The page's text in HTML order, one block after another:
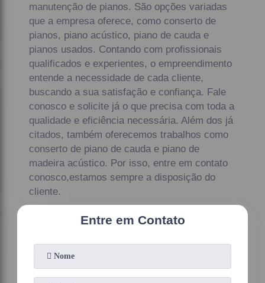
manutenção de pianos. São opções variadas
que a empresa oferece, como conserto de
pianos, piano acústico, piano de cauda e
pianos usados. Contando com profissionais
qualificados e experientes, o empreendimento
entende a necessidade de cada cliente,
buscando a sua satisfação e confiança. Fale
conosco e solicite já o que precisa com toda a
qualidade e eficiência necessária. Além dos já
citados, também oferecemos trabalhos como
conserto de piano de cauda e piano de
madeira acústico. Por isso, entre em contato
conosco,estamos sempre a disposição do
cliente.
Entre em Contato